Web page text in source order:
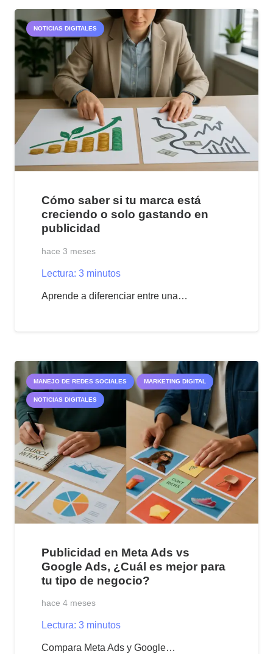
NOTICIAS DIGITALES
Cómo saber si tu marca está
creciendo o solo gastando en
publicidad
hace 3 meses
Lectura: 3 minutos
Aprende a diferenciar entre una…
MANEJO DE REDES SOCIALES MARKETING DIGITAL
NOTICIAS DIGITALES
Publicidad en Meta Ads vs
Google Ads, ¿Cuál es mejor para
tu tipo de negocio?
hace 4 meses
Lectura: 3 minutos
Compara Meta Ads y Google…